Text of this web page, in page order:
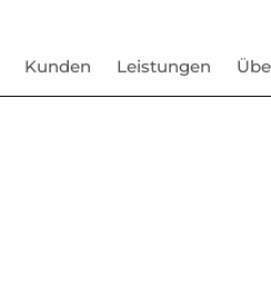
Kunden Leistungen